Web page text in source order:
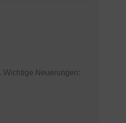
Wichtige Neuerungen: